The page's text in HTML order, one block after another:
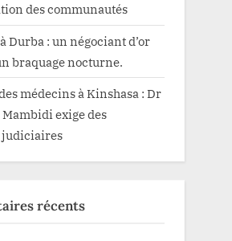
des communautés
Durba : un négociant d’or
braquage nocturne.
médecins à Kinshasa : Dr
exige des
judiciaires
récents